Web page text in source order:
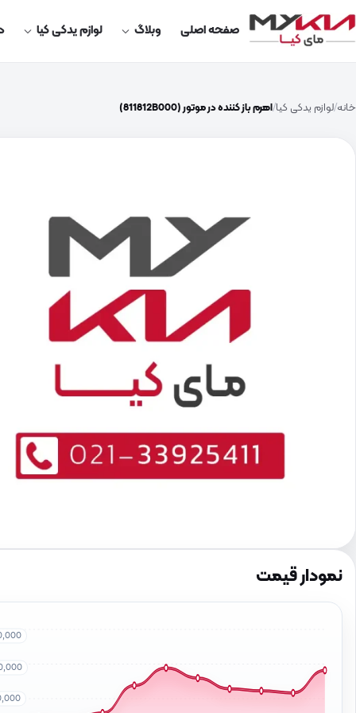
صفحه اصلی وبلاگ لوازم یدکی کیا
خانه لوازم یدکی کیا اهرم باز کننده در موتور (811812B000)
نمودار قیمت